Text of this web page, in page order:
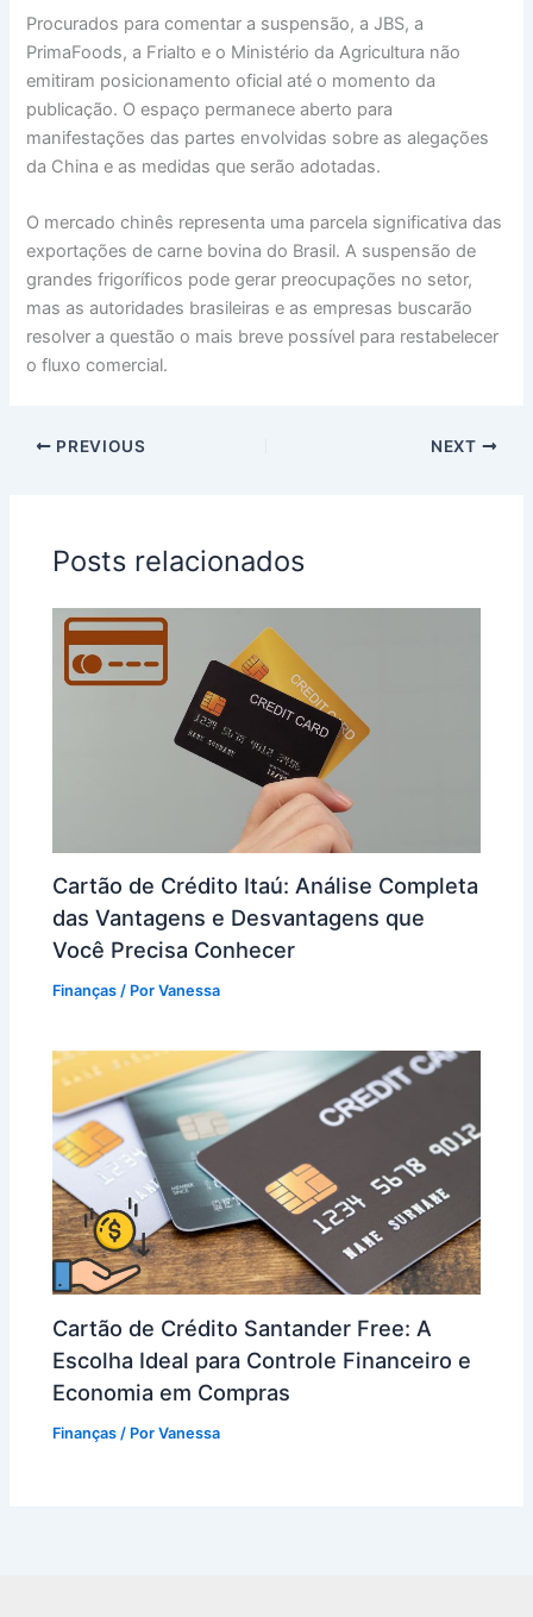
Procurados para comentar a suspensão, a JBS, a
PrimaFoods, a Frialto e o Ministério da Agricultura não
emitiram posicionamento oficial até o momento da
publicação. O espaço permanece aberto para
manifestações das partes envolvidas sobre as alegações
da China e as medidas que serão adotadas.
O mercado chinês representa uma parcela significativa das
exportações de carne bovina do Brasil. A suspensão de
grandes frigoríficos pode gerar preocupações no setor,
mas as autoridades brasileiras e as empresas buscarão
resolver a questão o mais breve possível para restabelecer
o fluxo comercial.
PREVIOUS NEXT
Posts relacionados
Cartão de Crédito Itaú: Análise Completa
das Vantagens e Desvantagens que
Você Precisa Conhecer
Finanças / PorVanessa
Cartão de Crédito Santander Free: A
Escolha Ideal para Controle Financeiro e
Economia em Compras
Finanças / PorVanessa